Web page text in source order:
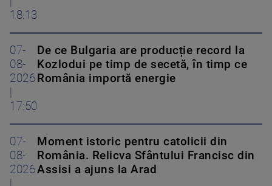
18:13
07-
08-
2026
17:50
De ce Bulgaria are producție record la
Kozlodui pe timp de secetă, în timp ce
România importă energie
07-
08-
2026
Moment istoric pentru catolicii din
România. Relicva Sfântului Francisc din
Assisi a ajuns la Arad